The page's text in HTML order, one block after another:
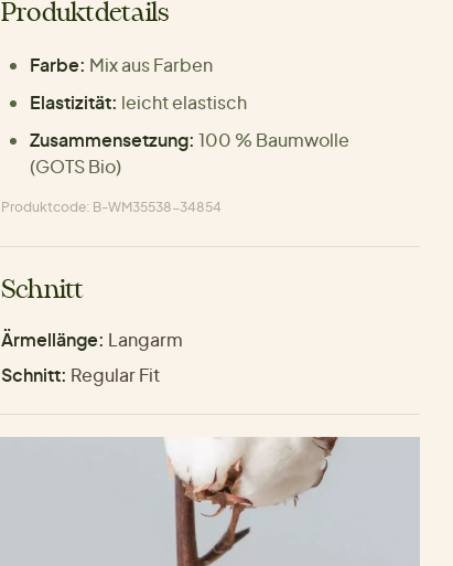
Produktdetails
Farbe: Mix aus Farben
Elastizität: leicht elastisch
Zusammensetzung: 100 % Baumwolle
(GOTS Bio)
Produktcode: B-WM35538-34854
Schnitt
Ärmellänge: Langarm
Schnitt: Regular Fit